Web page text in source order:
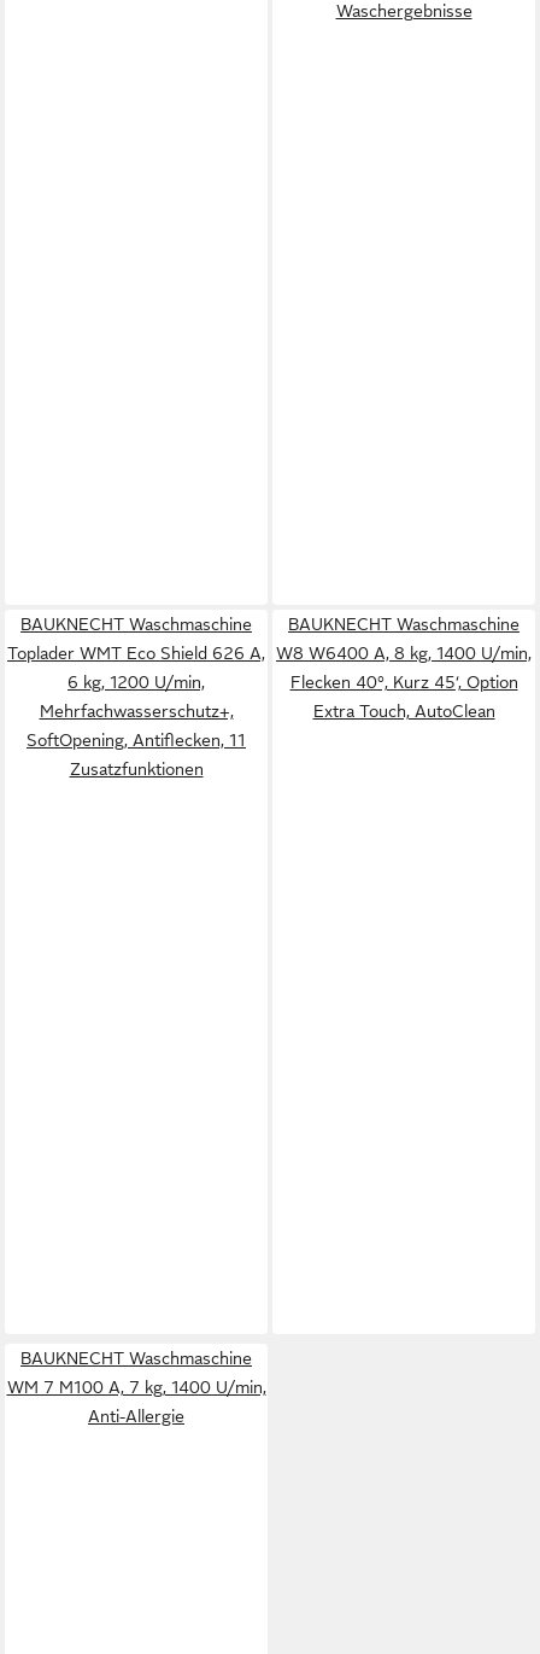
Waschergebnisse
BAUKNECHT Waschmaschine
Toplader WMT Eco Shield 626 A,
6 kg, 1200 U/min,
Mehrfachwasserschutz+,
SoftOpening, Antiflecken, 11
Zusatzfunktionen
BAUKNECHT Waschmaschine
W8 W6400 A, 8 kg, 1400 U/min,
Flecken 40°, Kurz 45‘, Option
Extra Touch, AutoClean
BAUKNECHT Waschmaschine
WM 7 M100 A, 7 kg, 1400 U/min,
Anti-Allergie